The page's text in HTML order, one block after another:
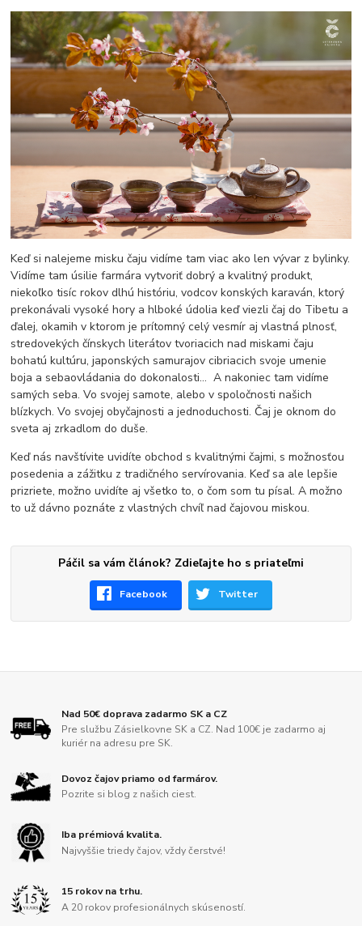
Keď si nalejeme misku čaju vidíme tam viac ako len vývar z bylinky.
Vidíme tam úsilie farmára vytvoriť dobrý a kvalitný produkt,
niekoľko tisíc rokov dlhú históriu, vodcov konských karaván, ktorý
prekonávali vysoké hory a hlboké údolia keď viezli čaj do Tibetu a
ďalej, okamih v ktorom je prítomný celý vesmír aj vlastná plnosť,
stredovekých čínskych literátov tvoriacich nad miskami čaju
bohatú kultúru, japonských samurajov cibriacich svoje umenie
boja a sebaovládania do dokonalosti... A nakoniec tam vidíme
samých seba. Vo svojej samote, alebo v spoločnosti našich
blízkych. Vo svojej obyčajnosti a jednoduchosti. Čaj je oknom do
sveta aj zrkadlom do duše.
Keď nás navštívite uvidíte obchod s kvalitnými čajmi, s možnosťou
posedenia a zážitku z tradičného servírovania. Keď sa ale lepšie
prizriete, možno uvidíte aj všetko to, o čom som tu písal. A možno
to už dávno poznáte z vlastných chvíľ nad čajovou miskou.
Páčil sa vám článok? Zdieľajte ho s priateľmi
Facebook Twitter
Nad 50€ doprava zadarmo SK a CZ
Pre službu Zásielkovne SK a CZ. Nad 100€ je zadarmo aj
kuriér na adresu pre SK.
Dovoz čajov priamo od farmárov.
Pozrite si blog z našich ciest.
Iba prémiová kvalita.
Najvyššie triedy čajov, vždy čerstvé!
15 rokov na trhu.
A 20 rokov profesionálnych skúseností.